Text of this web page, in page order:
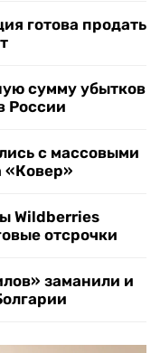
готова продать
сумму убытков
России
с массовыми
«Ковер»
Wildberries
отсрочки
заманили и